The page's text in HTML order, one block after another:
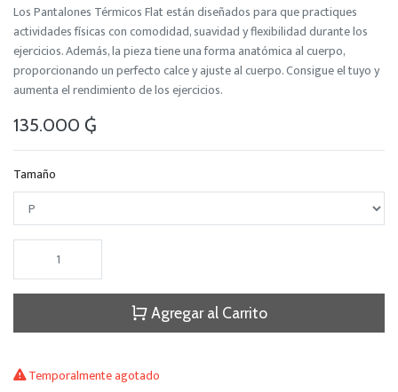
Los Pantalones Térmicos Flat están diseñados para que practiques
actividades físicas con comodidad, suavidad y flexibilidad durante los
ejercicios. Además, la pieza tiene una forma anatómica al cuerpo,
proporcionando un perfecto calce y ajuste al cuerpo. Consigue el tuyo y
aumenta el rendimiento de los ejercicios.
135.000 ₲
Tamaño
Agregar al Carrito
Temporalmente agotado